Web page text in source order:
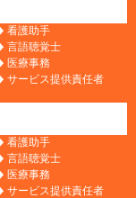
看護助手
言語聴覚士
医療事務
サービス提供責任者
看護助手
言語聴覚士
医療事務
サービス提供責任者